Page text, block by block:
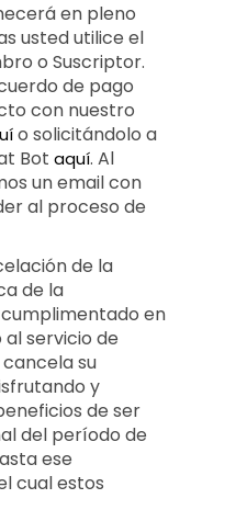
en pleno
usted utilice el
o Suscriptor.
de pago
con nuestro
o solicitándolo a
Bot aquí. Al
un email con
al proceso de
de la
de la
en
servicio de
su
y
de ser
del período de
ese
cual estos